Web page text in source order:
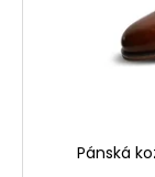
Pánská